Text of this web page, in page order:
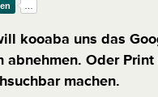
kooaba uns das
abnehmen. Oder
machen.